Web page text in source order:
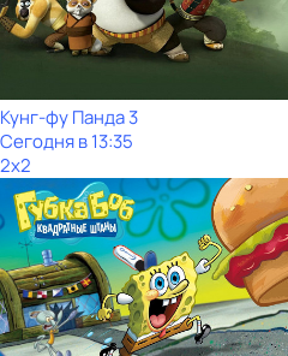
Кунг-фу Панда 3
Сегодня в 13:35
2x2